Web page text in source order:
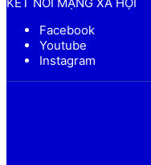
Facebook
Youtube
Instagram